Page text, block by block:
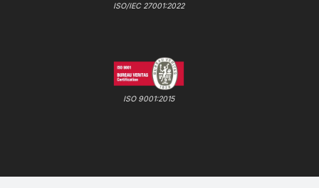
ISO/IEC 27001:2022
ISO 9001:2015